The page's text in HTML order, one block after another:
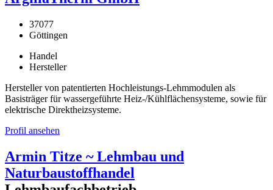
37077
Göttingen
Handel
Hersteller
Hersteller von patentierten Hochleistungs-Lehmmodulen als
Basisträger für wassergeführte Heiz-/Kühlflächensysteme, sowie für
elektrische Direktheizsysteme.
Profil ansehen
Armin Titze ~ Lehmbau und
Naturbaustoffhandel